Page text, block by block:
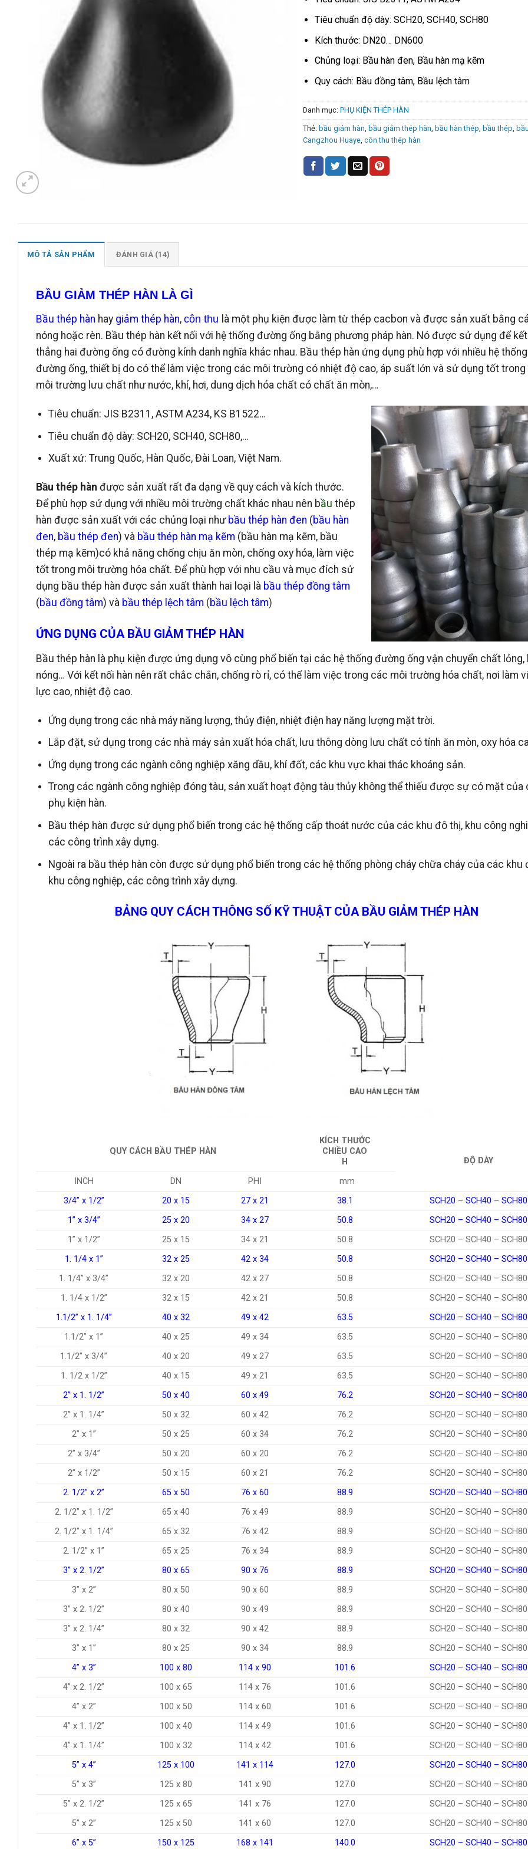
dựa trên
đánh giá
Tiêu chuẩn độ dày: SCH20, SCH40, SCH80
Kích thước: DN20… DN600
Chủng loại: Bầu hàn đen, Bầu hàn mạ kẽm
Quy cách: Bầu đồng tâm, Bầu lệch tâm
Danh mục: PHỤ KIỆN THÉP HÀN
Thẻ: bầu giảm hàn bầu giảm thép hàn bầu hàn thép bầu thép
Cangzhou Huaye, côn thu thép hàn
MÔ TẢ SẢN PHẨM ĐÁNH GIÁ (14)
BẦU GIẢM THÉP HÀN LÀ GÌ
Bầu thép hàn hay giảm thép hàn, côn thu là một phụ kiện được làm từ thép cacbon và được sản xuất bằng
nóng hoặc rèn. Bầu thép hàn kết nối với hệ thống đường ống bằng phương pháp hàn. Nó được sử dụng để
thẳng hai đường ống có đường kính danh nghĩa khác nhau. Bầu thép hàn ứng dụng phù hợp với nhiều hệ thống
đường ống, thiết bị do có thể làm việc trong các môi trường có nhiệt độ cao, áp suất lớn và sử dụng tốt trong
môi trường lưu chất như nước, khí, hơi, dung dịch hóa chất có chất ăn mòn,…
Tiêu chuẩn: JIS B2311, ASTM A234, KS B1522…
Tiêu chuẩn độ dày: SCH20, SCH40, SCH80,…
Xuất xứ: Trung Quốc, Hàn Quốc, Đài Loan, Việt Nam.
Bầu thép hàn được sản xuất rất đa dạng về quy cách và kích thước.
Để phù hợp sử dụng với nhiều môi trường chất khác nhau nên bầu thép
hàn được sản xuất với các chủng loại như bầu thép hàn đen (bầu hàn
đen, bầu thép đen) và bầu thép hàn mạ kẽm (bầu hàn mạ kẽm, bầu
thép mạ kẽm)có khả năng chống chịu ăn mòn, chống oxy hóa, làm việc
tốt trong môi trường hóa chất. Để phù hợp với nhu cầu và mục đích sử
dụng bầu thép hàn được sản xuất thành hai loại là bầu thép đồng tâm
(bầu đồng tâm) và bầu thép lệch tâm (bầu lệch tâm)
ỨNG DỤNG CỦA BẦU GIẢM THÉP HÀN
Bầu thép hàn là phụ kiện được ứng dụng vô cùng phổ biến tại các hệ thống đường ống vận chuyển chất lỏng,
nóng… Với kết nối hàn nên rất chắc chắn, chống rò rỉ, có thể làm việc trong các môi trường hóa chất, nơi làm
lực cao, nhiệt độ cao.
Ứng dụng trong các nhà máy năng lượng, thủy điện, nhiệt điện hay năng lượng mặt trời.
Lắp đặt, sử dụng trong các nhà máy sản xuất hóa chất, lưu thông dòng lưu chất có tính ăn mòn, oxy hóa
Ứng dụng trong các ngành công nghiệp xăng dầu, khí đốt, các khu vực khai thác khoáng sản.
Trong các ngành công nghiệp đóng tàu, sản xuất hoạt động tàu thủy không thể thiếu được sự có mặt của
phụ kiện hàn.
Bầu thép hàn được sử dụng phổ biến trong các hệ thống cấp thoát nước của các khu đô thị, khu công
các công trình xây dựng.
Ngoài ra bầu thép hàn còn được sử dụng phổ biến trong các hệ thống phòng cháy chữa cháy của các khu
khu công nghiệp, các công trình xây dựng.
BẢNG QUY CÁCH THÔNG SỐ KỸ THUẬT CỦA BẦU GIẢM THÉP HÀN
QUY CÁCH BẦU THÉP HÀN
KÍCH THƯỚC
CHIỀU CAO
H
ĐỘ DÀY
INCH DN PHI
mm
3/4” x 1/2”
20 x 15 27 x 21 38.1
SCH20 – SCH40 – SCH80
1” x 3/4”
25 x 20 34 x 27 50.8
SCH20 – SCH40 – SCH80
1” x 1/2”
25 x 15 34 x 21 50.8
SCH20 – SCH40 – SCH80
1. 1/4 x 1”
32 x 25 42 x 34 50.8
SCH20 – SCH40 – SCH80
1. 1/4” x 3/4”
32 x 20 42 x 27 50.8
SCH20 – SCH40 – SCH80
1. 1/4 x 1/2”
32 x 15 42 x 21 50.8
SCH20 – SCH40 – SCH80
1.1/2” x 1. 1/4”
40 x 32 49 x 42 63.5
SCH20 – SCH40 – SCH80
1.1/2” x 1”
40 x 25 49 x 34 63.5
SCH20 – SCH40 – SCH80
1.1/2” x 3/4”
40 x 20 49 x 27 63.5
SCH20 – SCH40 – SCH80
1. 1/2 x 1/2”
40 x 15 49 x 21 63.5
SCH20 – SCH40 – SCH80
2” x 1. 1/2”
50 x 40 60 x 49 76.2
SCH20 – SCH40 – SCH80
2” x 1. 1/4”
50 x 32 60 x 42 76.2
SCH20 – SCH40 – SCH80
2” x 1”
50 x 25 60 x 34 76.2
SCH20 – SCH40 – SCH80
2” x 3/4”
50 x 20 60 x 20 76.2
SCH20 – SCH40 – SCH80
2” x 1/2”
50 x 15 60 x 21 76.2
SCH20 – SCH40 – SCH80
2. 1/2” x 2”
65 x 50 76 x 60 88.9
SCH20 – SCH40 – SCH80
2. 1/2” x 1. 1/2”
65 x 40 76 x 49 88.9
SCH20 – SCH40 – SCH80
2. 1/2” x 1. 1/4”
65 x 32 76 x 42 88.9
SCH20 – SCH40 – SCH80
2. 1/2” x 1”
65 x 25 76 x 34 88.9
SCH20 – SCH40 – SCH80
3” x 2. 1/2”
80 x 65 90 x 76 88.9
SCH20 – SCH40 – SCH80
3” x 2”
80 x 50 90 x 60 88.9
SCH20 – SCH40 – SCH80
3” x 2. 1/2”
80 x 40 90 x 49 88.9
SCH20 – SCH40 – SCH80
3” x 2. 1/4”
80 x 32 90 x 42 88.9
SCH20 – SCH40 – SCH80
3” x 1”
80 x 25 90 x 34 88.9
SCH20 – SCH40 – SCH80
4” x 3”
100 x 80 114 x 90 101.6
SCH20 – SCH40 – SCH80
4” x 2. 1/2”
100 x 65 114 x 76 101.6
SCH20 – SCH40 – SCH80
4” x 2”
100 x 50 114 x 60 101.6
SCH20 – SCH40 – SCH80
4” x 1. 1/2”
100 x 40 114 x 49 101.6
SCH20 – SCH40 – SCH80
4” x 1. 1/4”
100 x 32 114 x 42 101.6
SCH20 – SCH40 – SCH80
5” x 4”
125 x 100 141 x 114 127.0
SCH20 – SCH40 – SCH80
5” x 3”
125 x 80 141 x 90 127.0
SCH20 – SCH40 – SCH80
5” x 2. 1/2”
125 x 65 141 x 76 127.0
SCH20 – SCH40 – SCH80
5” x 2”
125 x 50 141 x 60 127.0
SCH20 – SCH40 – SCH80
6” x 5”
150 x 125 168 x 141 140.0 SCH20 – SCH40 – SCH80